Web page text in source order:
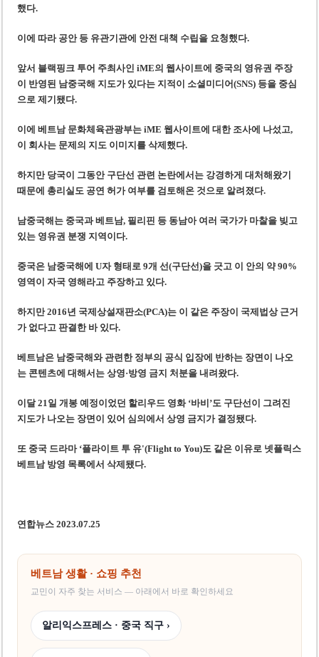
했다.
이에 따라 공안 등 유관기관에 안전 대책 수립을 요청했다.
앞서 블랙핑크 투어 주최사인 iME의 웹사이트에 중국의 영유권 주장
이 반영된 남중국해 지도가 있다는 지적이 소셜미디어(SNS) 등을 중심
으로 제기됐다.
이에 베트남 문화체육관광부는 iME 웹사이트에 대한 조사에 나섰고,
이 회사는 문제의 지도 이미지를 삭제했다.
하지만 당국이 그동안 구단선 관련 논란에서는 강경하게 대처해왔기
때문에 총리실도 공연 허가 여부를 검토해온 것으로 알려졌다.
남중국해는 중국과 베트남, 필리핀 등 동남아 여러 국가가 마찰을 빚고
있는 영유권 분쟁 지역이다.
중국은 남중국해에 U자 형태로 9개 선(구단선)을 긋고 이 안의 약 90%
영역이 자국 영해라고 주장하고 있다.
하지만 2016년 국제상설재판소(PCA)는 이 같은 주장이 국제법상 근거
가 없다고 판결한 바 있다.
베트남은 남중국해와 관련한 정부의 공식 입장에 반하는 장면이 나오
는 콘텐츠에 대해서는 상영·방영 금지 처분을 내려왔다.
이달 21일 개봉 예정이었던 할리우드 영화 ‘바비’도 구단선이 그려진
지도가 나오는 장면이 있어 심의에서 상영 금지가 결정됐다.
또 중국 드라마 ‘플라이트 투 유'(Flight to You)도 같은 이유로 넷플릭스
베트남 방영 목록에서 삭제됐다.
연합뉴스 2023.07.25
베트남 생활 · 쇼핑 추천
교민이 자주 찾는 서비스 — 아래에서 바로 확인하세요
알리익스프레스 · 중국 직구 ›